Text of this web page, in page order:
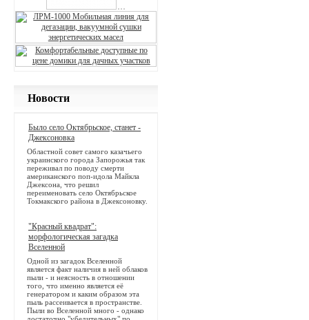
Новости
Было село Октябрьское, станет -
Джексоновка
Областной совет самого казачьего
украинского города Запорожья так
переживал по поводу смерти
американского поп-идола Майкла
Джексона, что решил
переименовать село Октябрьское
Токмакского района в Джексоновку.
"Красный квадрат":
морфологическая загадка
Вселенной
Одной из загадок Вселенной
является факт наличия в ней облаков
пыли - и неясность в отношении
того, что именно является её
генератором и каким образом эта
пыль рассеивается в пространстве.
Пыли во Вселенной много - однако